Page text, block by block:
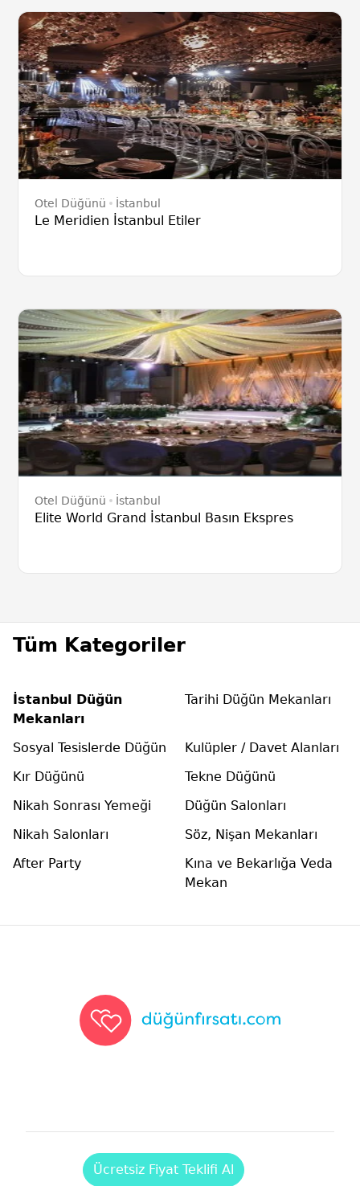
Ücretsiz Fiyat Teklifi Al
Otel Düğünü İstanbul
Le Meridien İstanbul Etiler
Otel Düğünü İstanbul
Elite World Grand İstanbul Basın Ekspres
Tüm Kategoriler
İstanbul Düğün
Mekanları
Tarihi Düğün Mekanları
Sosyal Tesislerde Düğün
Kulüpler / Davet Alanları
Kır Düğünü
Tekne Düğünü
Nikah Sonrası Yemeği
Düğün Salonları
Nikah Salonları
Söz, Nişan Mekanları
After Party
Kına ve Bekarlığa Veda
Mekan
Düğünfırsatı